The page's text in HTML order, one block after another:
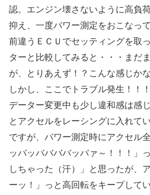
認。エンジン壊さないように高負
抑え、一度パワー測定をおこなっ
前違うＥＣＵでセッティングを取
ターと比較してみると・・・まだ
が、とりあえず！？こんな感じか
しかし、ここでトラブル発生！！！
データー変更中も少し違和感は感
とアクセルをレーシングに入れて
ですが、パワー測定時にアクセル
ッバッババババッバァ～！！！」
しちゃった（汗）」と思ったが、
ーッ！」っと高回転をキープして